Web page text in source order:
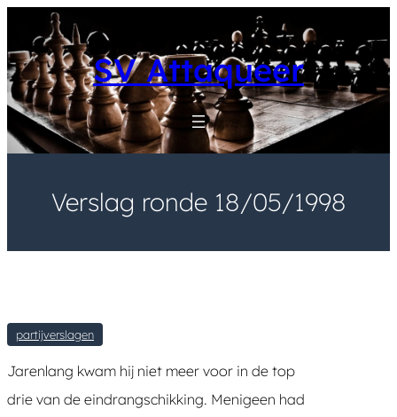
content
SV Attaqueer
Verslag ronde 18/05/1998
partijverslagen
Jarenlang kwam hij niet meer voor in de top
drie van de eindrangschikking. Menigeen had